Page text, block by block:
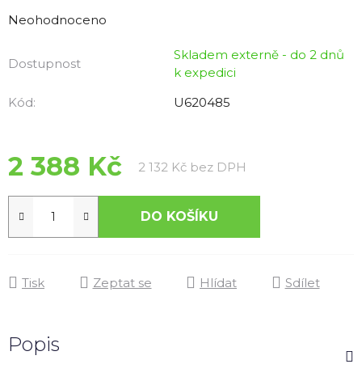
hodnocení
je
z
Neohodnoceno
Dostupnost
Skladem externě - do 2 dnů
k expedici
Kód:
U620485
2 388 Kč 2 132 Kč bez DPH
DO KOŠÍKU
Tisk Zeptat se Hlídat Sdílet
Popis